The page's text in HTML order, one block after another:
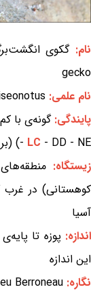
نام:
gecko
نام علمی:
پایندگی:
- LC - DD - NE) (بر پایه‌ی سیاهه‌ی سرخ IUCN)
زیستگاه:
کوهستانی) در غرب
آسیا
اندازه:
این اندازه
نگاره: Berroneau